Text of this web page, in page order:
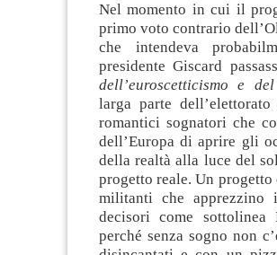
Nel momento in cui il
primo voto contrario
che intendeva
presidente Giscard
dell’euroscetticismo e
larga parte
romantici sognatori che
dell’Europa di aprire gli
della realtà alla luce del
progetto reale. Un
militanti che
decisori come sottolinea
perché senza sogno non